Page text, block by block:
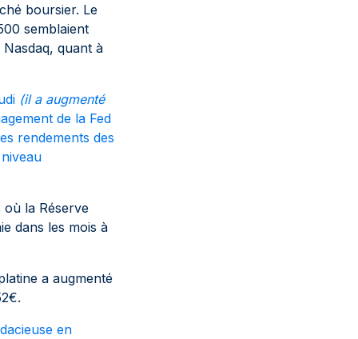
boursier. Le
semblaient
quant à
(il a augmenté
de la Fed
rendements des
la Réserve
dans les mois à
a augmenté
en